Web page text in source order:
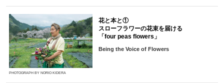
PHOTOGRAPH BY NORIO KIDERA
花と本と①
スローフラワーの花束を届ける
「four peas flowers」
Being the Voice of Flowers